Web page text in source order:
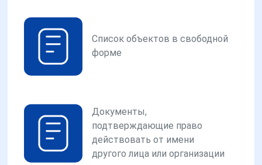
Список объектов в свободной
форме
Документы,
подтверждающие право
действовать от имени
другого лица или организации